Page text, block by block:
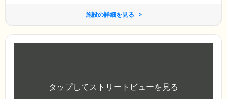
施設の詳細を見る